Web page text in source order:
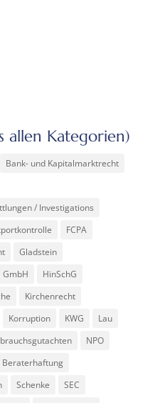
allen Kategorien)
Bank- und Kapitalmarktrecht
/ Investigations
FCPA
Gladstein
GmbH
HinSchG
Kirchenrecht
Korruption KWG
Lau
NPO
Beraterhaftung
Schenke
SEC